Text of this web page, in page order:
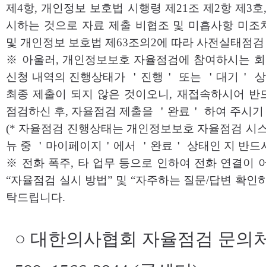
제4항, 개인정보 보호법 시행령 제21조 제2항 제3
시하는 것으로 자료 제출 비협조 및 미흡사항 미조
및 개인정보 보호법 제63조의2에 따라 사전실태점
※ 아울러, 개인정보보호 자율점검에 참여하시는
신청 내역의 진행상태가 ＇진행＇ 또는 ＇대기＇
최종 제출이 되지 않은 것이오니, 재접속하시어 반
점검하신 후, 자율점검 제출을 ＇완료＇ 하여 주시
(* 자율점검 진행상태는 개인정보보호 자율점검 시
뉴 중 ＇마이페이지＇에서 ＇완료＇ 상태인 지 반드
※ 전화 폭주, 타 업무 등으로 인하여 전화 연결이
“자율점검 실시 방법” 및 “자주하는 질문/답변 확인
탁드립니다.
○ 대한의사협회 자율점검 문의